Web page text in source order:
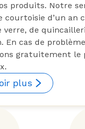
produits. Notre
courtoisie d’un an
verre, de
En cas de
gratuitement le
plus